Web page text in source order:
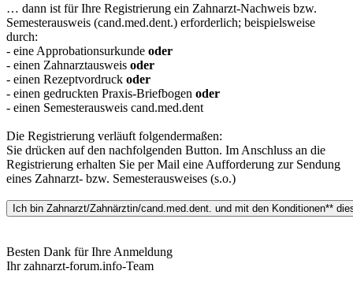
… dann ist für Ihre Registrierung ein Zahnarzt-Nachweis bzw.
Semesterausweis (cand.med.dent.) erforderlich; beispielsweise
durch:
- eine Approbationsurkunde oder
- einen Zahnarztausweis oder
- einen Rezeptvordruck oder
- einen gedruckten Praxis-Briefbogen oder
- einen Semesterausweis cand.med.dent
Die Registrierung verläuft folgendermaßen:
Sie drücken auf den nachfolgenden Button. Im Anschluss an die
Registrierung erhalten Sie per Mail eine Aufforderung zur Sendung
eines Zahnarzt- bzw. Semesterausweises (s.o.)
Besten Dank für Ihre Anmeldung
Ihr zahnarzt-forum.info-Team